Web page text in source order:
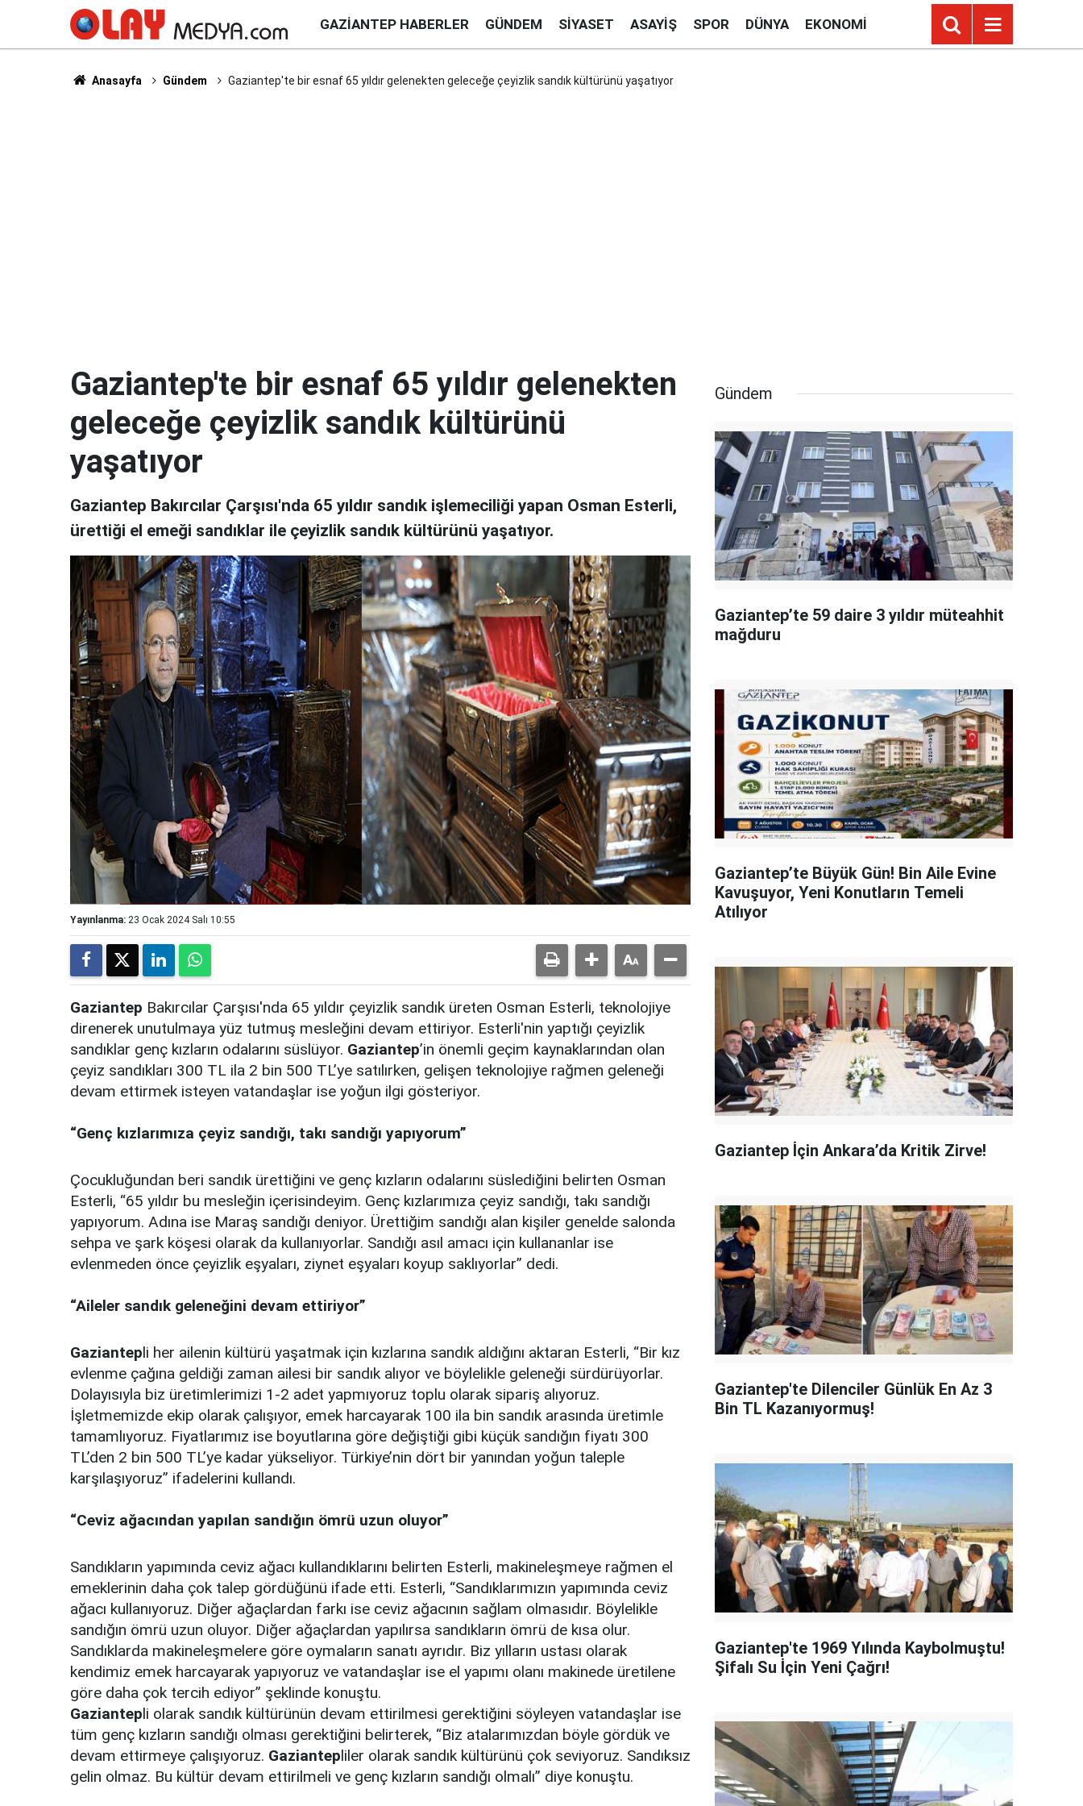
GAZIANTEP HABERLER GÜNDEM SIYASET ASAYIŞ SPOR DÜNYA EKONOMI
Anasayfa Gündem Gaziantep'te bir esnaf 65 yıldır gelenekten geleceğe çeyizlik sandık kültürünü yaşatıyor
Gaziantep'te bir esnaf 65 yıldır gelenekten
geleceğe çeyizlik sandık kültürünü
yaşatıyor
Gaziantep Bakırcılar Çarşısı'nda 65 yıldır sandık işlemeciliği yapan Osman Esterli,
ürettiği el emeği sandıklar ile çeyizlik sandık kültürünü yaşatıyor.
Yayınlanma: 23 Ocak 2024 Salı 10:55
Gaziantep Bakırcılar Çarşısı'nda 65 yıldır çeyizlik sandık üreten Osman Esterli, teknolojiye
direnerek unutulmaya yüz tutmuş mesleğini devam ettiriyor. Esterli'nin yaptığı çeyizlik
sandıklar genç kızların odalarını süslüyor. Gaziantep’in önemli geçim kaynaklarından olan
çeyiz sandıkları 300 TL ila 2 bin 500 TL’ye satılırken, gelişen teknolojiye rağmen geleneği
devam ettirmek isteyen vatandaşlar ise yoğun ilgi gösteriyor.
“Genç kızlarımıza çeyiz sandığı, takı sandığı yapıyorum”
Çocukluğundan beri sandık ürettiğini ve genç kızların odalarını süslediğini belirten Osman
Esterli, “65 yıldır bu mesleğin içerisindeyim. Genç kızlarımıza çeyiz sandığı, takı sandığı
yapıyorum. Adına ise Maraş sandığı deniyor. Ürettiğim sandığı alan kişiler genelde salonda
sehpa ve şark köşesi olarak da kullanıyorlar. Sandığı asıl amacı için kullananlar ise
evlenmeden önce çeyizlik eşyaları, ziynet eşyaları koyup saklıyorlar” dedi.
“Aileler sandık geleneğini devam ettiriyor”
Gaziantepli her ailenin kültürü yaşatmak için kızlarına sandık aldığını aktaran Esterli, “Bir kız
evlenme çağına geldiği zaman ailesi bir sandık alıyor ve böylelikle geleneği sürdürüyorlar.
Dolayısıyla biz üretimlerimizi 1-2 adet yapmıyoruz toplu olarak sipariş alıyoruz.
İşletmemizde ekip olarak çalışıyor, emek harcayarak 100 ila bin sandık arasında üretimle
tamamlıyoruz. Fiyatlarımız ise boyutlarına göre değiştiği gibi küçük sandığın fiyatı 300
TL’den 2 bin 500 TL’ye kadar yükseliyor. Türkiye’nin dört bir yanından yoğun taleple
karşılaşıyoruz” ifadelerini kullandı.
“Ceviz ağacından yapılan sandığın ömrü uzun oluyor”
Sandıkların yapımında ceviz ağacı kullandıklarını belirten Esterli, makineleşmeye rağmen el
emeklerinin daha çok talep gördüğünü ifade etti. Esterli, “Sandıklarımızın yapımında ceviz
ağacı kullanıyoruz. Diğer ağaçlardan farkı ise ceviz ağacının sağlam olmasıdır. Böylelikle
sandığın ömrü uzun oluyor. Diğer ağaçlardan yapılırsa sandıkların ömrü de kısa olur.
Sandıklarda makineleşmelere göre oymaların sanatı ayrıdır. Biz yılların ustası olarak
kendimiz emek harcayarak yapıyoruz ve vatandaşlar ise el yapımı olanı makinede üretilene
göre daha çok tercih ediyor” şeklinde konuştu.
Gaziantepli olarak sandık kültürünün devam ettirilmesi gerektiğini söyleyen vatandaşlar ise
tüm genç kızların sandığı olması gerektiğini belirterek, “Biz atalarımızdan böyle gördük ve
devam ettirmeye çalışıyoruz. Gaziantepliler olarak sandık kültürünü çok seviyoruz. Sandıksız
gelin olmaz. Bu kültür devam ettirilmeli ve genç kızların sandığı olmalı” diye konuştu.
Gündem
Gaziantep’te 59 daire 3 yıldır müteahhit
mağduru
Gaziantep’te Büyük Gün! Bin Aile Evine
Kavuşuyor, Yeni Konutların Temeli
Atılıyor
Gaziantep İçin Ankara’da Kritik Zirve!
Gaziantep'te Dilenciler Günlük En Az 3
Bin TL Kazanıyormuş!
Gaziantep'te 1969 Yılında Kaybolmuştu!
Şifalı Su İçin Yeni Çağrı!